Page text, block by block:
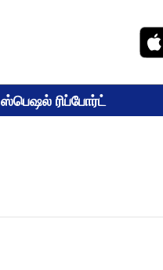
ஸ்பெஷல் ரிப்போர்ட்